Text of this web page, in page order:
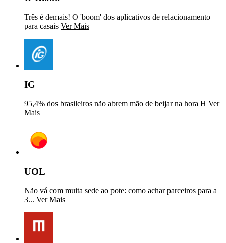
Três é demais! O 'boom' dos aplicativos de relacionamento
para casais Ver Mais
IG
95,4% dos brasileiros não abrem mão de beijar na hora H Ver
Mais
UOL
Não vá com muita sede ao pote: como achar parceiros para a
3... Ver Mais